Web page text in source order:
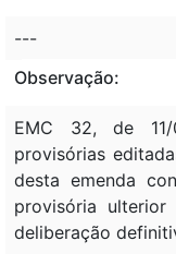
---
Observação:
EMC 32, de
provisórias
desta emenda
provisória
deliberação